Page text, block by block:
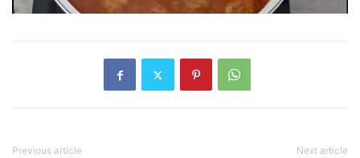
Previous article Next article